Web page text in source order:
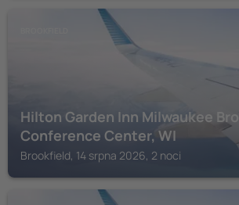
Hilton Garden Inn Milwaukee
Conference Center, WI
Brookfield, 14 srpna 2026, 2 noci